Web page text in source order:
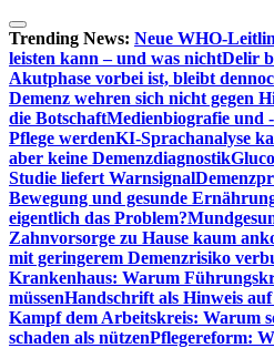
Zum
Inhalt
springen
Trending News: Neue WHO-
leisten kann – und was nichtDelir
Akutphase vorbei ist, bleibt
Demenz wehren sich nicht gegen
die BotschaftMedienbiografie und
Pflege werdenKI-Sprachanalyse
aber keine Demenzdiagnostik
Studie liefert Warnsignal
Bewegung und gesunde
eigentlich das Problem?
Zahnvorsorge zu Hause kaum
mit geringerem Demenzrisiko
Krankenhaus: Warum
müssenHandschrift als Hinweis
Kampf dem Arbeitskreis: Warum
schaden als nützenPflegereform: